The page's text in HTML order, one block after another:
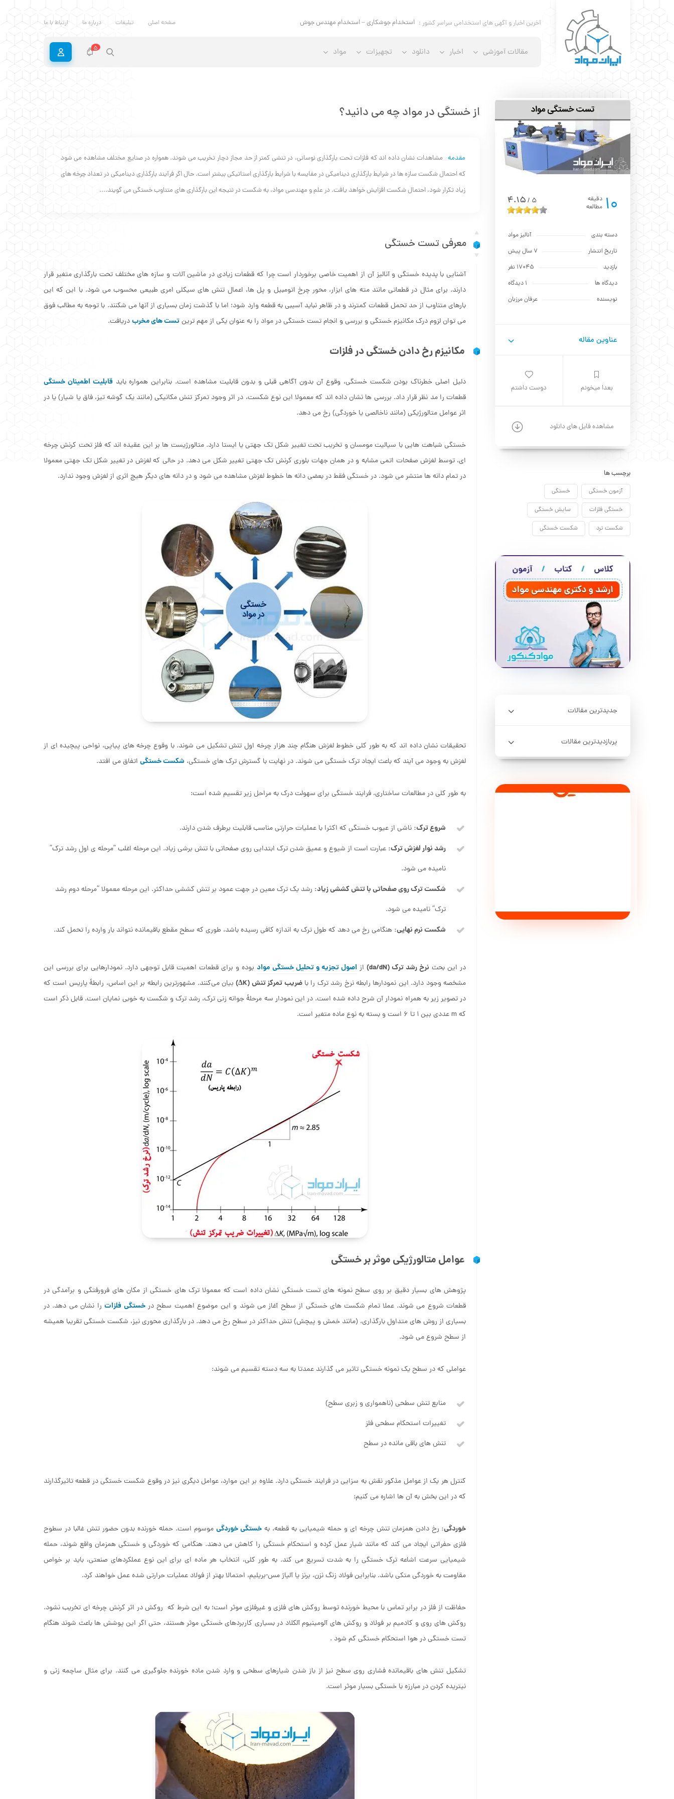
آخرین اخبار و آگهی های استخدامی سراسر کشور : استخدام م صفحه اصلی تبلیغات درباره ما ارتباط با ما
مقالات آموزشی اخبار دانلود تجهیزات مواد 5
10 دقیقه
مطالعه
5
/
4.15
دسته بندی
آنالیز مواد
تاریخ انتشار
7 سال پیش
بازدید
17045 نفر
دیدگاه ها
1 دیدگاه
نویسنده
عرفان مرزبان
عناوین مقاله
بعدا میخونم دوست داشتم
مشاهده فایل های دانلود
برچسب ها
آزمون خستگی خستگی
خستگی فلزات سایش خستگی
شکست ترد شکست خستگی
جدیدترین مقالات
پربازدیدترین مقالات
از خستگی در مواد چه می دانید؟
مقدمه مشاهدات نشان داده اند که فلزات تحت بارگذاری نوسانی، در تنشی کمتر از حد مجاز دچار تخریب می شوند. همواره در صنایع مختلف مشاهده می شود
که احتمال شکست سازه‌ ها در شرایط بارگذاری دینامیکی در مقایسه با شرایط بارگذاری استاتیکی بیشتر است. حال اگر فرآیند بارگذاری دینامیکی در تعداد چرخه‌ های
زیاد تکرار شود، احتمال شکست افزایش خواهد یافت. در علم و مهندسی مواد، به شکست در نتیجه این بارگذاری های متناوب خستگی می گویند....
معرفی تست خستگی
آشنایی با پدیده خستگی و آنالیز آن از اهمیت خاصی برخوردار است چرا که قطعات زیادی در ماشین آلات و سازه های مختلف تحت بارگذاری متغیر قرار
دارند. برای مثال در قطعاتی مانند مته های ابزار، محور چرخ اتومبیل و پل ها، اعمال تنش های سیکلی امری طبیعی محسوب می شود. با این که این
بارهای متناوب از حد تحمل قطعات کمترند و در ظاهر نباید آسیبی به قطعه وارد شود؛ اما با گذشت زمان بسیاری از آنها می شکنند. با توجه به مطالب فوق
می توان لزوم درک مکانیزم خستگی و بررسی و انجام تست خستگی در مواد را به عنوان یکی از مهم ترینتست های مخربدریافت.
مکانیزم رخ دادن خستگی در فلزات
دلیل اصلی خطرناک بودن شکست خستگی، وقوع آن بدون آگاهی قبلی و بدون قابلیت مشاهده است. بنابراین همواره بایدقابلیت اطمینان خستگی
قطعات را مد نظر قرار داد. بررسی ها نشان داده اند که معمولا این نوع شکست، در اثر وجود تمرکز تنش مکانیکی (مانند یک گوشه تیز، فاق یا شیار) یا در
اثر عوامل متالورژیکی (مانند ناخالصی یا خوردگی) رخ می دهد.
خستگی شباهت هایی با سیالیت مومسان و تخریب تحت تغییر شکل تک جهتی یا ایستا دارد. متالورژیست ها بر این عقیده اند که فلز تحت کرنش چرخه
ای، توسط لغزش صفحات اتمی مشابه و در همان جهات بلوری کرنش تک جهتی تغییر شکل می دهد. در حالی که لغزش در تغییر شکل تک جهتی معمولا
در تمام دانه ها منتشر می شود. در خستگی فقط در بعضی دانه ها خطوط لغزش مشاهده می شود و در دانه های دیگر هیچ اثری از لغزش وجود ندارد.
تحقیقات نشان داده اند که به طور کلی خطوط لغزش هنگام چند هزار چرخه اول تنش تشکیل می شوند. با وقوع چرخه های پیاپی، نواحی پیچیده ای از
لغزش به وجود می آیند که باعث ایجاد ترک خستگی می شوند. در نهایت با گسترش ترک های خستگی، شکست خستگی اتفاق می افتد.
به طور کلی در مطالعات ساختاری، فرایند خستگی برای سهولت درک به مراحل زیر تقسیم شده است:
شروع ترک: ناشی از عیوب خستگی که اکثرا با عملیات حرارتی مناسب قابلیت برطرف شدن دارند.
رشد نوار لغزش ترک: عبارت است از شیوع و عمیق شدن ترک ابتدایی روی صفحاتی با تنش برشی زیاد. این مرحله اغلب “مرحله ی اول رشد ترک”
نامیده می شود.
شکست ترک روی صفحاتی با تنش کششی زیاد: رشد یک ترک معین در جهت عمود بر تنش کششی حداکثر. این مرحله معمولا “مرحله دوم رشد
ترک” نامیده می شود.
شکست نرم نهایی: هنگامی رخ می دهد که طول ترک به اندازه کافی رسیده باشد، طوری که سطح مقطع باقیمانده نتواند بار وارده را تحمل کند.
در این بحث نرخ رشد ترک (da/dN) ازاصول تجزیه و تحلیل خستگی موادبوده و برای قطعات اهمیت قابل توجهی دارد. نمودارهایی برای بررسی این
مشخصه وجود دارد. این نمودارها رابطه نرخ رشد ترک را باضریب تمرکز تنش (ΔK)
بیان می‌کنند. مشهورترین رابطه بر این اساس، رابطهٔ پاریس است که
در تصویر زیر به همراه نمودار آن شرح داده شده است. در این نمودار سه مرحلهٔ جوانه زنی ترک، رشد ترک و شکست به خوبی نمایان است. قابل ذکر است
که m عددی بین ۱ تا ۶ است و بسته به نوع ماده متغیر است.
عوامل متالورژیکی موثر بر خستگی
پژوهش های بسیار دقیق بر روی سطح نمونه های تست خستگی نشان داده است که معمولا ترک های خستگی از مکان های فرورفتگی و برآمدگی در
قطعات شروع می شوند. عملا تمام شکست های خستگی از سطح آغاز می شوند و این موضوع اهمیت سطح درخستگی فلزاترا نشان می دهد. در
بسیاری از روش های متداول بارگذاری، (مانند خمش و پیچش) تنش حداکثر در سطح رخ می دهد. در بارگذاری محوری نیز، شکست خستگی تقریبا همیشه
از سطح شروع می شود.
عواملی که در سطح یک نمونه خستگی تاثیر می گذارند عمدتا به سه دسته تقسیم می شوند:
منابع تنش سطحی (ناهمواری و زبری سطح)
تغییرات استحکام سطحی فلز
تنش های باقی مانده در سطح
کنترل هر یک از عوامل مذکور نقش به سزایی در فرایند خستگی دارد. علاوه بر این موارد، عوامل دیگری نیز در وقوع شکست خستگی در قطعه تاثیرگذارند
که در این بخش به آن ها اشاره می کنیم:
خوردگی: رخ دادن همزمان تنش چرخه ای و حمله شیمیایی به قطعه، به خستگی خوردگی موسوم است. حمله خورنده بدون حضور تنش غالبا در سطوح
فلزی حفراتی ایجاد می کند که مانند شیار عمل کرده و استحکام خستگی را کاهش می دهند. هنگامی که خوردگی و خستگی همزمان واقع شوند، حمله
شیمیایی سرعت اشاعه ترک خستگی را به شدت تسریع می کند. به طور کلی، انتخاب هر ماده ای برای این نوع عملکردهای صنعتی، باید بر خواص
مقاومت به خوردگی متکی باشد. بنابراین فولاد زنگ نزن، برنز یا آلیاژ مس-بریلیم، احتمالا بهتر از فولاد عملیات حرارتی شده عمل خواهند کرد.
حفاظت از فلز در برابر تماس با محیط خورنده توسط روکش های فلزی و غیرفلزی موثر است؛ به این شرط که روکش در اثر کرنش چرخه ای تخریب نشود.
روکش های روی و کادمیم بر فولاد و روکش های آلومینیوم آلکلاد در بسیاری کاربردهای خستگی موثر هستند، حتی اگر این پوشش ها باعث شوند هنگام
تست خستگی در هوا استحکام خستگی کم شود .
تشکیل تنش های باقیمانده فشاری روی سطح نیز از باز شدن شیارهای سطحی و وارد شدن ماده خورنده جلوگیری می کنند. برای مثال ساچمه زنی و
نیتریده کردن در مبارزه با خستگی بسیار موثر است.